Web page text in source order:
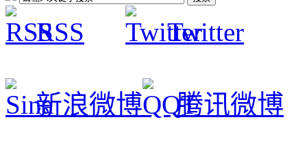
RSS Twitter
新浪微博 腾讯微博